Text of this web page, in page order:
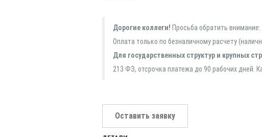
Дорогие коллеги! Просьба обратить
Оплата только по безналичному расчету
Для государственных структур и крупных
213 ФЗ, отсрочка платежа до 90 рабочих дней.
Оставить заявку